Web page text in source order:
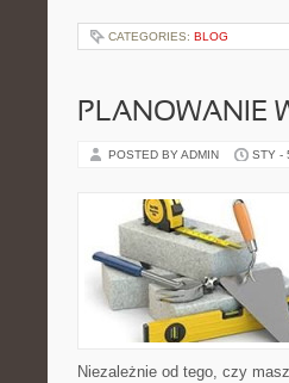
CATEGORIES: BLOG
PLANOWANIE
POSTED BY ADMIN STY -
Niezależnie od tego, czy